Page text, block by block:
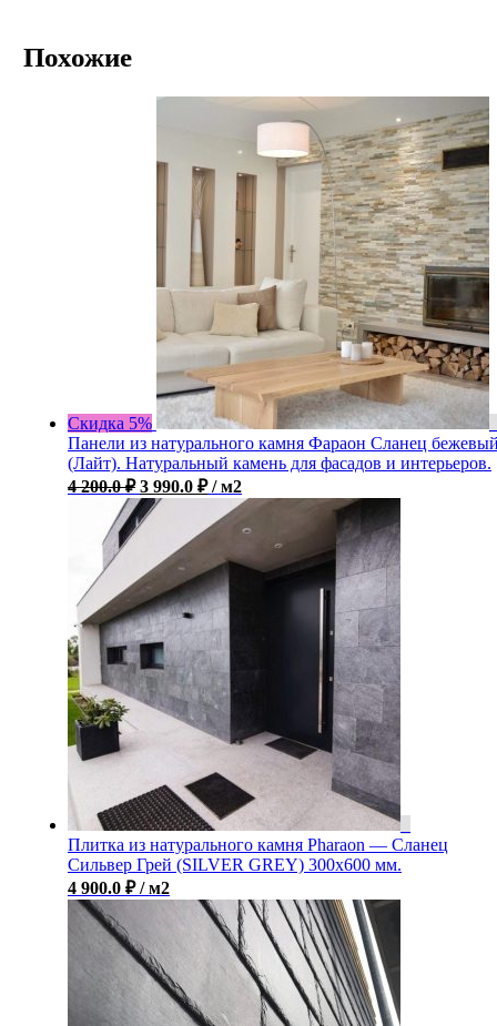
Похожие
Скидка 5%
Панели из натурального камня Фараон Сланец
(Лайт). Натуральный камень для фасадов и интерьеров.
4 200.0₽ 3 990.0 ₽ / м2
Плитка из натурального камня Pharaon — Сланец
Cильвер Грей (SILVER GREY) 300х600 мм.
4 900.0 ₽ / м2